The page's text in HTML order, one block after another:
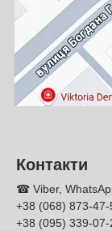
ексклюзивні
прямі дивани, і
Константа
кредит,
частинами.
Контакти
☎ Viber,
+38 (068) 873-47-
+38 (095) 339-07-